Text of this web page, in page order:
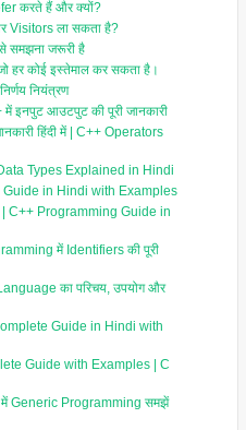
करते हैं और क्यों?
Visitors ला सकता है?
समझना जरूरी है
हर कोई इस्तेमाल कर सकता है।
नियंत्रण
इनपुट आउटपुट की पूरी जानकारी
हिंदी में | C++ Operators
Types Explained in Hindi
Guide in Hindi with Examples
| C++ Programming Guide in
में Identifiers की पूरी
का परिचय, उपयोग और
Guide in Hindi with
Guide with Examples | C
Generic Programming समझें